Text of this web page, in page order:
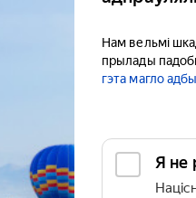
Нам вельмі
прылады
гэта магло
Я не